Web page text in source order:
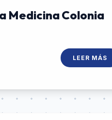
Medicina Colonia
LEER MÁS